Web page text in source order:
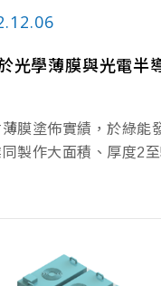
學薄膜與光電半
膜塗佈實績，於綠能
製作大面積、厚度2